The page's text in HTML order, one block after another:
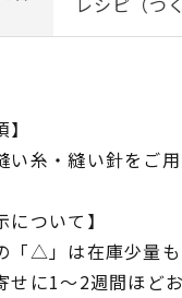
糸・縫い針をご用
について】
「△」は在庫少量も
せに1～2週間ほど